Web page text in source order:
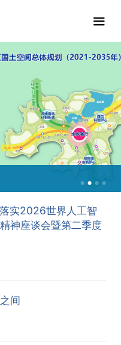
实2026世界人工智
神座谈会暨第二季度
间